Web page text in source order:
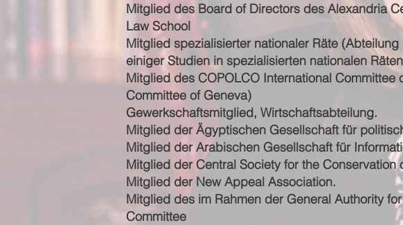
Mitglied des Board of Directors des Alexandria
Law School
Mitglied spezialisierter nationaler Räte
einiger Studien in spezialisierten nationalen
Mitglied des COPOLCO International
Committee of Geneva)
Gewerkschaftsmitglied, Wirtschaftsabteilung.
Mitglied der Ägyptischen Gesellschaft für
Mitglied der Arabischen Gesellschaft für
Mitglied der Central Society for the Conservation
Mitglied der New Appeal Association.
Mitglied des im Rahmen der General Authority
Committee